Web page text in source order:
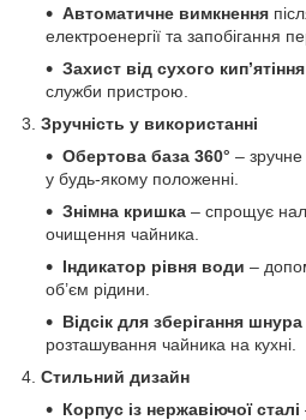
Автоматичне вимкнення
електроенергії та запобігання
Захист від сухого кип’ятіння
служби пристрою.
3. Зручність у використанні
Обертова база 360° –
у будь-якому положенні.
Знімна кришка – спрощує
очищення чайника.
Індикатор рівня води –
об’єм рідини.
Відсік для зберігання шнура
розташування чайника на кухні.
4. Стильний дизайн
Корпус із нержавіючої сталі